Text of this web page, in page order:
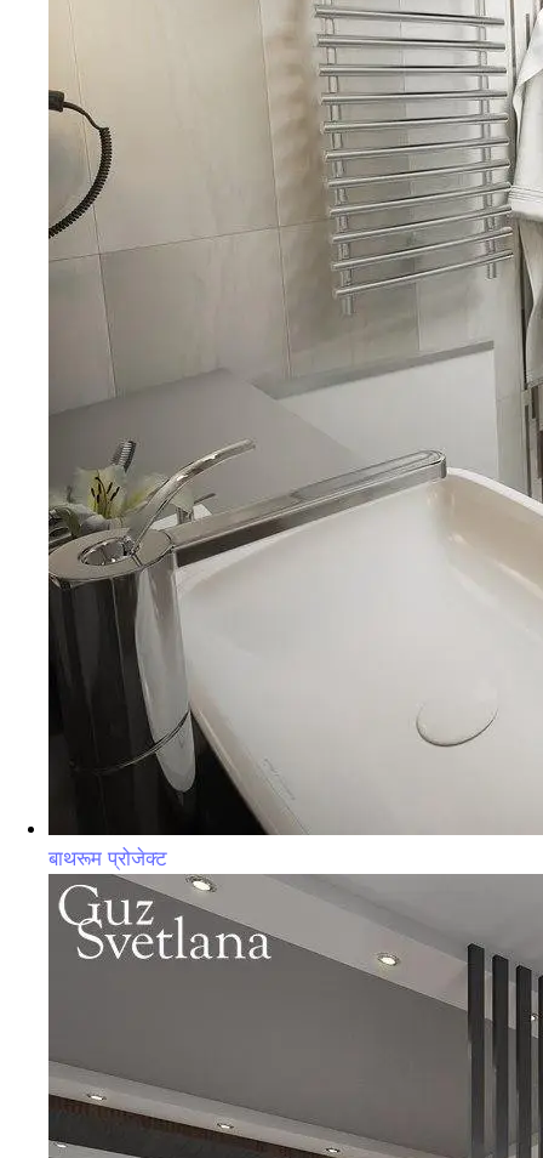
बाथरूम प्रोजेक्ट